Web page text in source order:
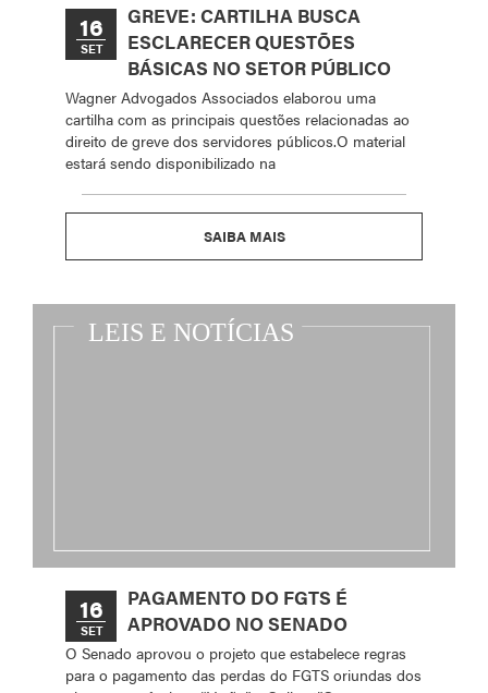
16
SET
GREVE: CARTILHA BUSCA
ESCLARECER QUESTÕES
BÁSICAS NO SETOR PÚBLICO
Wagner Advogados Associados elaborou uma
cartilha com as principais questões relacionadas ao
direito de greve dos servidores públicos.O material
estará sendo disponibilizado na
SAIBA MAIS
16
SET
PAGAMENTO DO FGTS É
APROVADO NO SENADO
O Senado aprovou o projeto que estabelece regras
para o pagamento das perdas do FGTS oriundas dos